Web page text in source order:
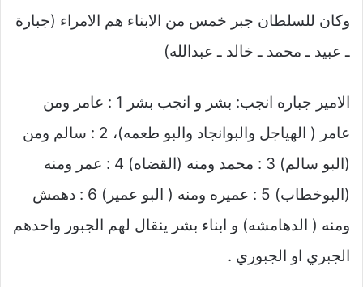
وكان للسلطان جبر خمس من الابناء هم الامراء (جبارة
ـ عبيد ـ محمد ـ خالد ـ عبدالله)
الامير جباره انجب: بشر و انجب بشر 1 : عامر ومن
عامر ( الهياجل والبوانجاد والبو طعمه)، 2 : سالم ومن
(البو سالم) 3 : محمد ومنه (القضاه) 4 : عمر ومنه
(البوخطاب) 5 : عميره ومنه ( البو عمير) 6 : دهمش
ومنه ( الدهامشه) و ابناء بشر ينقال لهم الجبور واحدهم
الجبري او الجبوري .